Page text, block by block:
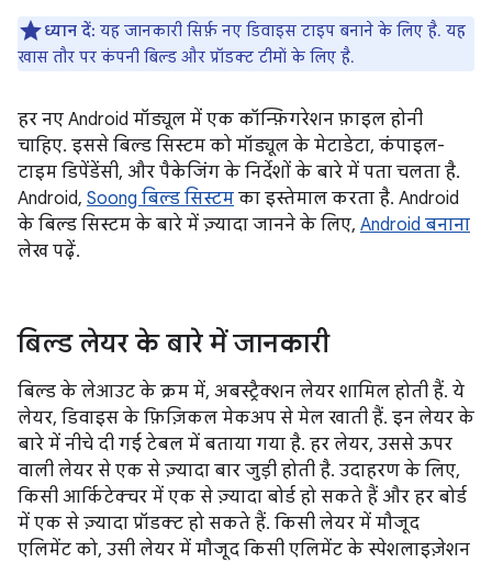
ध्यान दें: यह जानकारी सिर्फ़ नए डिवाइस टाइप बनाने के लिए है. यह
खास तौर पर कंपनी बिल्ड और प्रॉडक्ट टीमों के लिए है.
हर नए Android मॉड्यूल में एक कॉन्फ़िगरेशन फ़ाइल होनी
चाहिए. इससे बिल्ड सिस्टम को मॉड्यूल के मेटाडेटा, कंपाइल-
टाइम डिपेंडेंसी, और पैकेजिंग के निर्देशों के बारे में पता चलता है.
Android, Soong बिल्ड सिस्टम का इस्तेमाल करता है. Android
के बिल्ड सिस्टम के बारे में ज़्यादा जानने के लिए, Android बनाना
लेख पढ़ें.
बिल्ड लेयर के बारे में जानकारी
बिल्ड के लेआउट के क्रम में, अबस्ट्रैक्शन लेयर शामिल होती हैं. ये
लेयर, डिवाइस के फ़िज़िकल मेकअप से मेल खाती हैं. इन लेयर के
बारे में नीचे दी गई टेबल में बताया गया है. हर लेयर, उससे ऊपर
वाली लेयर से एक से ज़्यादा बार जुड़ी होती है. उदाहरण के लिए,
किसी आर्किटेक्चर में एक से ज़्यादा बोर्ड हो सकते हैं और हर बोर्ड
में एक से ज़्यादा प्रॉडक्ट हो सकते हैं. किसी लेयर में मौजूद
एलिमेंट को, उसी लेयर में मौजूद किसी एलिमेंट के स्पेशलाइज़ेशन